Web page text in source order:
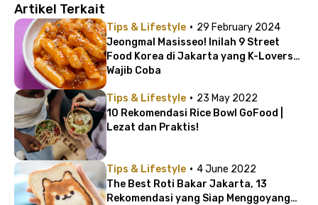
Artikel Terkait
Tips & Lifestyle · 29 February 2024
Jeongmal Masisseo! Inilah 9 Street
Food Korea di Jakarta yang K-Lovers
Wajib Coba
Tips & Lifestyle · 23 May 2022
10 Rekomendasi Rice Bowl GoFood |
Lezat dan Praktis!
Tips & Lifestyle · 4 June 2022
The Best Roti Bakar Jakarta, 13
Rekomendasi yang Siap Menggoyang